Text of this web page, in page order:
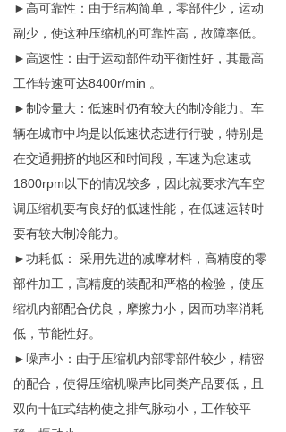
►高可靠性：由于结构简单，零部件少，运动
副少，使这种压缩机的可靠性高，故障率低。
►高速性：由于运动部件动平衡性好，其最高
工作转速可达8400r/min 。
►制冷量大：低速时仍有较大的制冷能力。车
辆在城市中均是以低速状态进行行驶，特别是
在交通拥挤的地区和时间段，车速为怠速或
1800rpm以下的情况较多，因此就要求汽车空
调压缩机要有良好的低速性能，在低速运转时
要有较大制冷能力。
►功耗低： 采用先进的减摩材料，高精度的零
部件加工，高精度的装配和严格的检验，使压
缩机内部配合优良，摩擦力小，因而功率消耗
低，节能性好。
►噪声小：由于压缩机内部零部件较少，精密
的配合，使得压缩机噪声比同类产品要低，且
双向十缸式结构使之排气脉动小，工作较平